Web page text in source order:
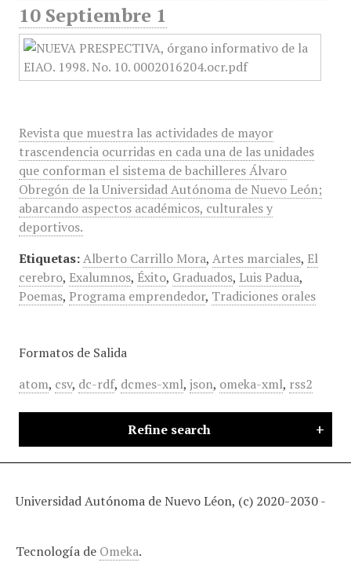
10 Septiembre 1
Revista que muestra las actividades de mayor
trascendencia ocurridas en cada una de las unidades
que conforman el sistema de bachilleres Álvaro
Obregón de la Universidad Autónoma de Nuevo León;
abarcando aspectos académicos, culturales y
deportivos.
Etiquetas: Alberto Carrillo Mora, Artes marciales, El
cerebro, Exalumnos, Éxito, Graduados, Luis Padua,
Poemas, Programa emprendedor, Tradiciones orales
Formatos de Salida
atom, csv, dc-rdf, dcmes-xml, json, omeka-xml, rss2
Refine search
Universidad Autónoma de Nuevo Léon, (c) 2020-2030 -
Tecnología de Omeka.